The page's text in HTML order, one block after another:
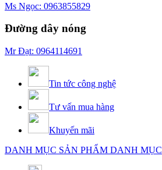
Ms Ngọc: 0963855829
Đường dây nóng
Mr Đạt: 0964114691
Tin tức công nghệ
Tư vấn mua hàng
Khuyến mãi
DANH MỤC SẢN PHẨM DANH MỤC